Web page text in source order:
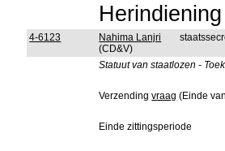
4-6123
Nahima Lanjri
(CD&V)
Statuut van staatlozen -
Verzendingvraag (Einde
Einde zittingsperiode